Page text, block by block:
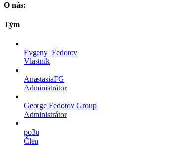
O nás:
Tým
Evgeny_Fedotov
Vlastník
AnastasiaFG
Administrátor
George Fedotov Group
Administrátor
po3u
Člen